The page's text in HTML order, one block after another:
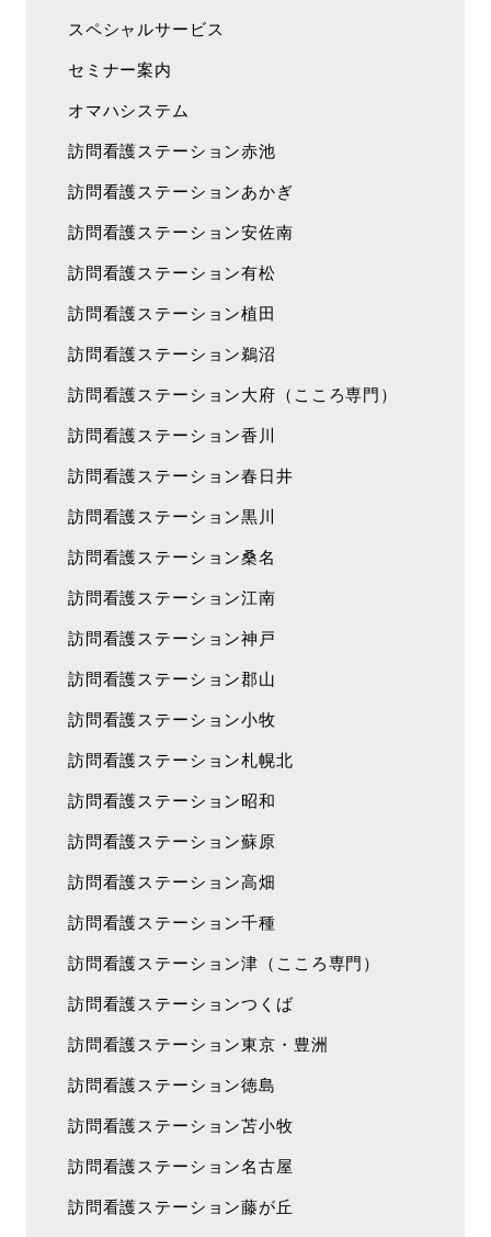
スペシャルサービス
セミナー案内
オマハシステム
訪問看護ステーション赤池
訪問看護ステーションあかぎ
訪問看護ステーション安佐南
訪問看護ステーション有松
訪問看護ステーション植田
訪問看護ステーション鵜沼
訪問看護ステーション大府（こころ専門）
訪問看護ステーション香川
訪問看護ステーション春日井
訪問看護ステーション黒川
訪問看護ステーション桑名
訪問看護ステーション江南
訪問看護ステーション神戸
訪問看護ステーション郡山
訪問看護ステーション小牧
訪問看護ステーション札幌北
訪問看護ステーション昭和
訪問看護ステーション蘇原
訪問看護ステーション高畑
訪問看護ステーション千種
訪問看護ステーション津（こころ専門）
訪問看護ステーションつくば
訪問看護ステーション東京・豊洲
訪問看護ステーション徳島
訪問看護ステーション苫小牧
訪問看護ステーション名古屋
訪問看護ステーション藤が丘